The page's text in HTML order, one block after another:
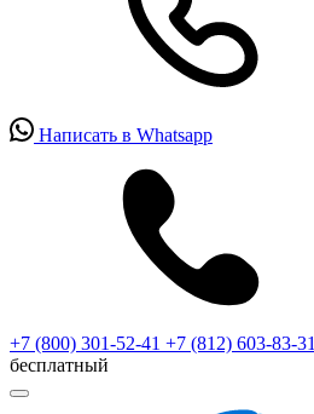
Написать в Whatsapp
+7 (800) 301-52-41 +7 (812) 603-83-31
бесплатный